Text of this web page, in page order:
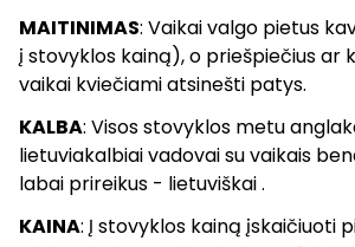
MAITINIMAS: Vaikai valgo pietus
į stovyklos kainą), o priešpiečius ar
vaikai kviečiami atsinešti patys.
KALBA: Visos stovyklos metu
lietuviakalbiai vadovai su vaikais
labai prireikus - lietuviškai .
KAINA: Į stovyklos kainą įskaičiuoti